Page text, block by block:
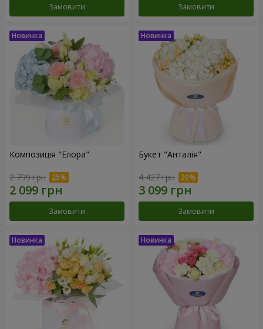
Замовити Замовити
Композиція "Елора"
2 799 грн
Замовити
Букет "Анталія"
4 427 грн
Замовити